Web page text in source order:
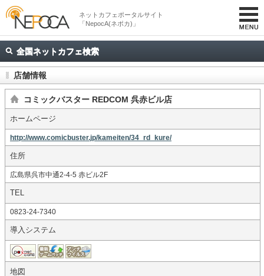
ネットカフェポータルサイト
「NepocA(ネポカ)」
全国ネットカフェ検索
店舗情報
コミックバスター REDCOM 呉赤ビル店
ホームページ
http://www.comicbuster.jp/kameiten/34_rd_kure/
住所
広島県呉市中通2-4-5 赤ビル2F
TEL
0823-24-7340
導入システム
地図